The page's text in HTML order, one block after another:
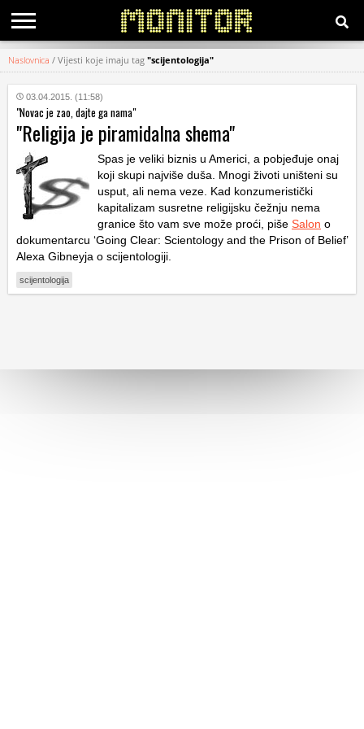
KATEGORIJE
HRVATSKI
WEB
Naslovnica / Vijesti koje imaju tag "scijentologija"
03.04.2015. (11:58)
"Novac je zao, dajte ga nama"
"Religija je piramidalna shema"
Spas je veliki biznis u Americi, a pobjeđuje onaj
koji skupi najviše duša. Mnogi životi uništeni su
usput, ali nema veze. Kad konzumeristički
kapitalizam susretne religijsku čežnju nema
granice što vam sve može proći, piše Salon o
dokumentarcu ‘Going Clear: Scientology and the Prison of Belief’
Alexa Gibneyja o scijentologiji.
scijentologija